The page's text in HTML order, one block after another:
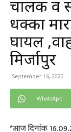
चालक व
धक्का
घायल
मिर्जापुर
September 16, 2020
WhatsApp
*आज दिनांक